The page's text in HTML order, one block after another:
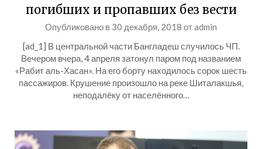
погибших и пропавших без вести
Опубликовано в 30 декабря, 2018 отadmin
[ad_1] В центральной части Бангладеш случилось ЧП.
Вечером вчера, 4 апреля затонул паром под названием
«Рабит аль-Хасан». На его борту находилось сорок шесть
пассажиров. Крушение произошло на реке Шиталакшья,
неподалёку от населённого…